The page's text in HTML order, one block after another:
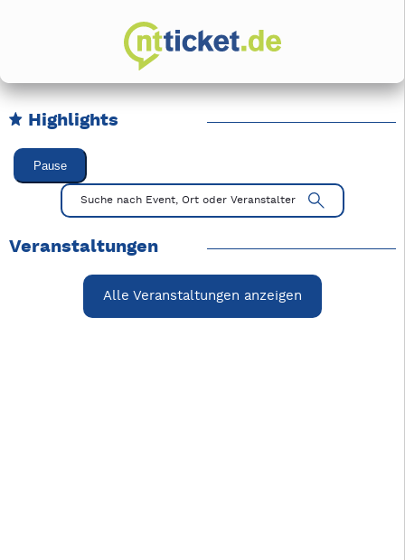
Highlights
Karussell Veranstaltungen überspringen
Pause
Mit Tab zu den Steuerelementen wechseln. Mit Pfeiltasten
Suche nach Event, Ort oder Veranstalter
Veranstaltungen
Alle Veranstaltungen anzeigen